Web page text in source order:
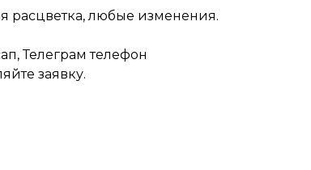
расцветка, любые изменения.
Телеграм телефон
заявку.